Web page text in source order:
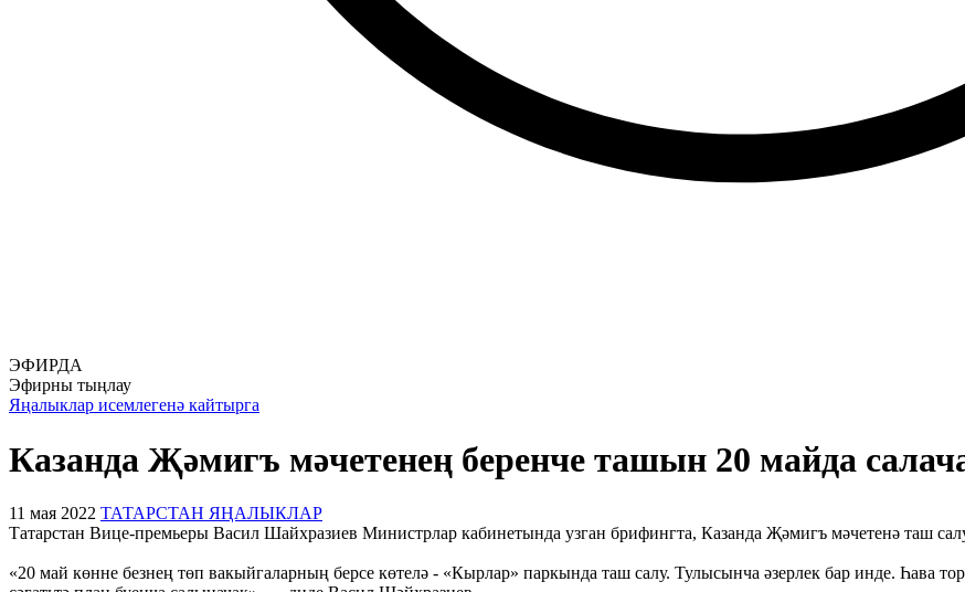
ЭФИРДА
Эфирны тыңлау
Яңалыклар исемлегенә кайтырга
Казанда Җәмигъ мәчетенең беренче ташын 20 майда
11 мая 2022 ТАТАРСТАН ЯҢАЛЫКЛАР
Татарстан Вице-премьеры Васил Шайхразиев Министрлар кабинетында узган брифингта, Казанда Җәмигъ мәчетенә таш
«20 май көнне безнең төп вакыйгаларның берсе көтелә - «Кырлар» паркында таш салу. Тулысынча әзерлек бар инде. Һава